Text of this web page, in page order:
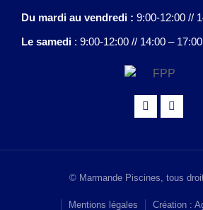
Du mardi au vendredi : 9:00-12:00 //
Le samedi : 9:00-12:00 // 14:00 – 17:00
© Marmande Piscines, tous
Mentions légales Création :